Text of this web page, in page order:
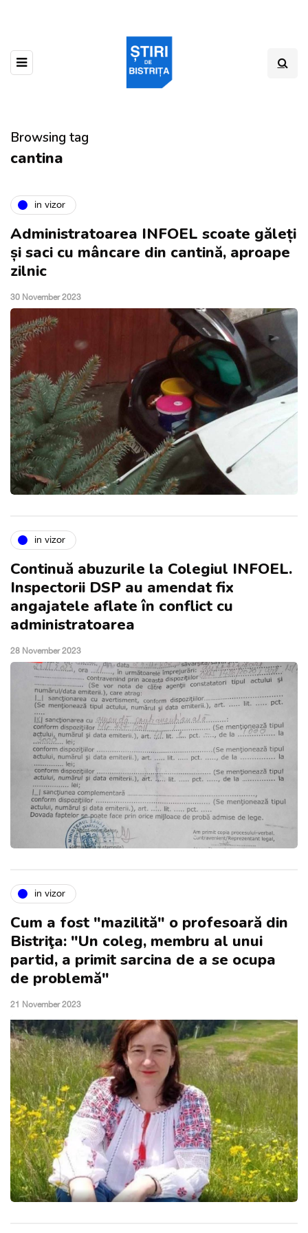
Browsing tag
cantina
in vizor
Administratoarea INFOEL scoate găleți
și saci cu mâncare din cantină, aproape
zilnic
30 November 2023
in vizor
Continuă abuzurile la Colegiul INFOEL.
Inspectorii DSP au amendat fix
angajatele aflate în conflict cu
administratoarea
28 November 2023
in vizor
Cum a fost "mazilită" o profesoară din
Bistriţa: "Un coleg, membru al unui
partid, a primit sarcina de a se ocupa
de problemă"
21 November 2023